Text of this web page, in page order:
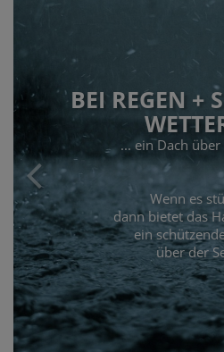
BEI REGEN +
... ein Dach über
Wenn es
dann bietet das
ein
über der